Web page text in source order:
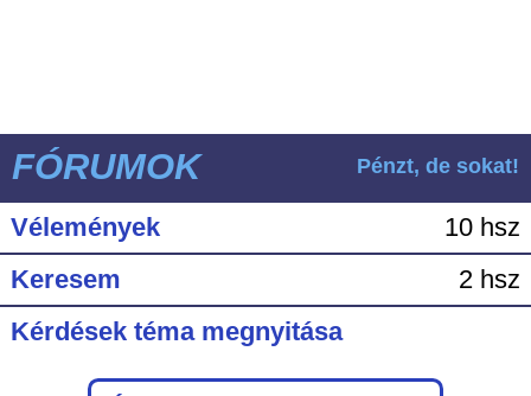
FÓRUMOK Pénzt, de sokat!
Vélemények
10 hsz
Keresem
2 hsz
Kérdések téma megnyitása